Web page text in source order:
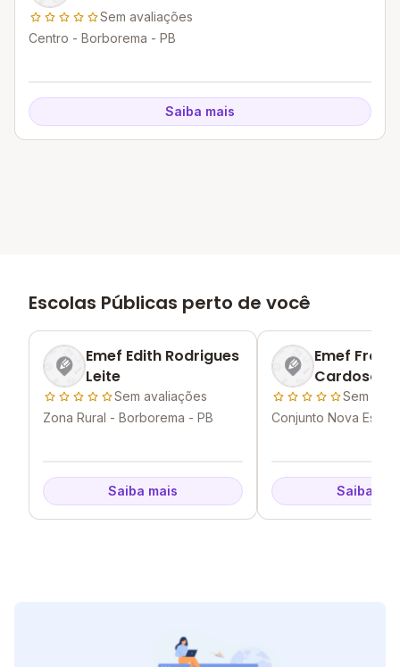
Sem avaliações
Centro - Borborema - PB
Saiba mais
Escolas Públicas perto de você
Emef Edith Rodrigues
Leite
Sem avaliações
Zona Rural - Borborema - PB
Saiba mais
Emef
Cardoso
Sem
Conjunto Nova
Saiba